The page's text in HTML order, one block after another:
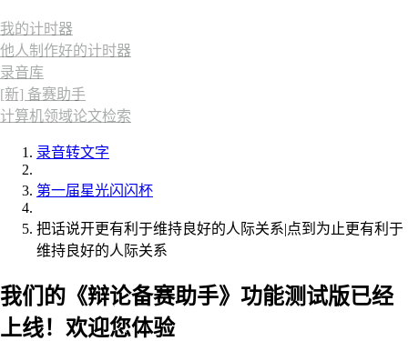
我的计时器
他人制作好的计时器
录音库
[新] 备赛助手
计算机领域论文检索
录音转文字
第一届星光闪闪杯
把话说开更有利于维持良好的人际关系|点到为止更有利于
维持良好的人际关系
我们的《辩论备赛助手》功能测试版已经
上线！欢迎您体验